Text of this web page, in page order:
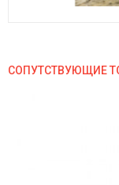
СОПУТСТВУЮЩИЕ